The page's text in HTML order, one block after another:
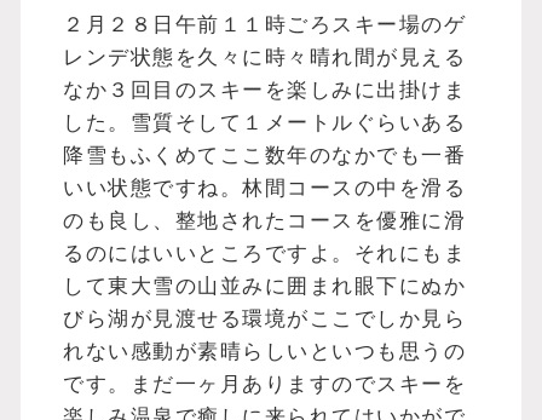
２月２８日午前１１時ごろスキー場のゲ
レンデ状態を久々に時々晴れ間が見える
なか３回目のスキーを楽しみに出掛けま
した。雪質そして１メートルぐらいある
降雪もふくめてここ数年のなかでも一番
いい状態ですね。林間コースの中を滑る
のも良し、整地されたコースを優雅に滑
るのにはいいところですよ。それにもま
して東大雪の山並みに囲まれ眼下にぬか
びら湖が見渡せる環境がここでしか見ら
れない感動が素晴らしいといつも思うの
です。まだ一ヶ月ありますのでスキーを